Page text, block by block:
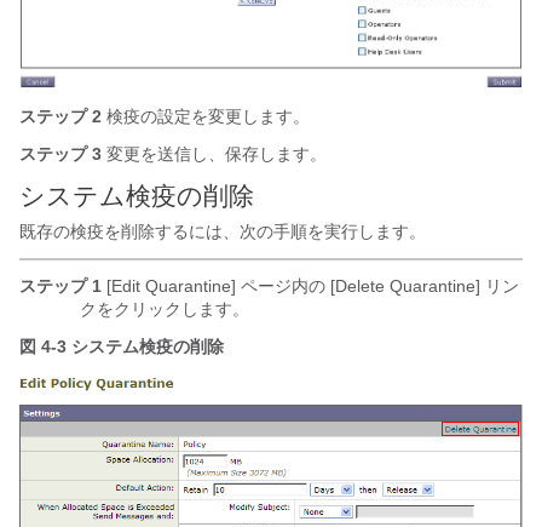
ステップ 2 検疫の設定を変更します。
ステップ 3 変更を送信し、保存します。
システム検疫の削除
既存の検疫を削除するには、次の手順を実行します。
ステップ 1 [Edit Quarantine] ページ内の [Delete Quarantine] リン
クをクリックします。
図 4-3 システム検疫の削除